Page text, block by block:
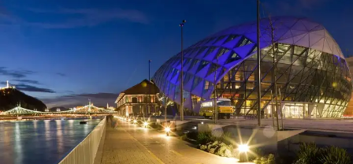
用途
製品バリエーション
ダウンロード